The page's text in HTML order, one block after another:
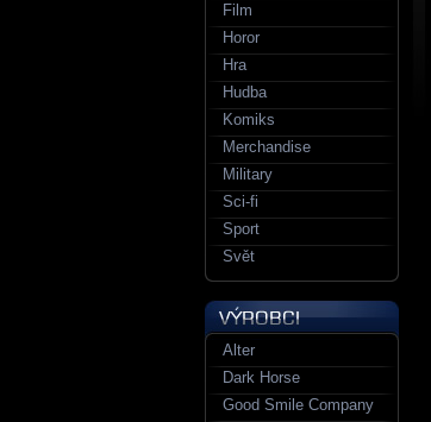
Film
Horor
Hra
Hudba
Komiks
Merchandise
Military
Sci-fi
Sport
Svět
Alter
Dark Horse
Good Smile Company